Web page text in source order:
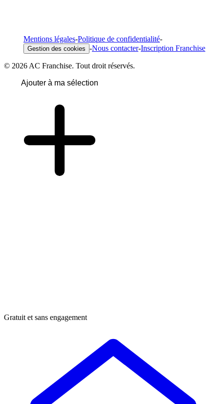
Mentions légales-Politique de confidentialité-
Gestion des cookies -Nous contacter-Inscription Franchise
© 2026 AC Franchise. Tout droit réservés.
Ajouter à ma sélection
Gratuit et sans engagement